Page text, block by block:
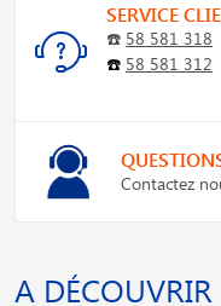
SERVICE
☎️ 58 581 318
☎️ 58 581 312
Contactez
A DÉCOUVRIR